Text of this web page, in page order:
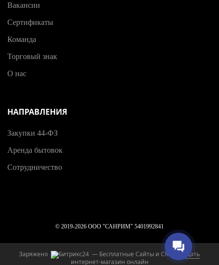
Вакансии
Сертификаты
Команда
Торговый знак
О нас
НАПРАВЛЕНИЯ
Закупки 44-ФЗ
Аренда бытовок
Сотрудничество
© 2019-2026 ООО "САНРИМ" 5401992841
Заряжено — Бесплатные Сайты и CRM.
Создать
интернет-магазин онлайн